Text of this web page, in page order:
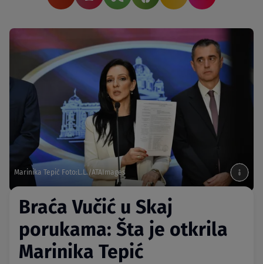
Marinika Tepić Foto:L.L./ATAImages
Braća Vučić u Skaj
porukama: Šta je otkrila
Marinika Tepić